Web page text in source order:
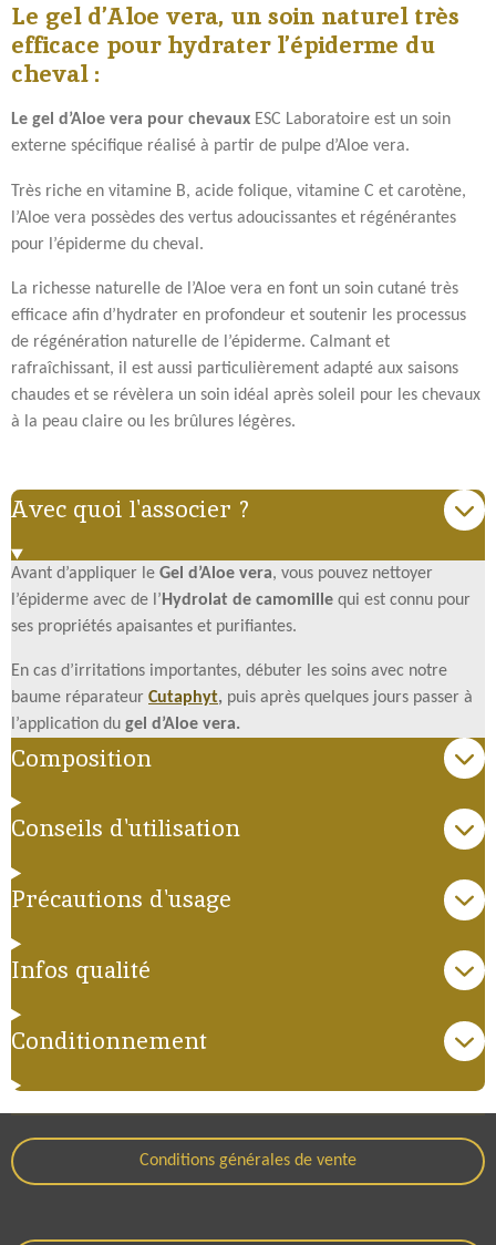
a
g
e
a
g
e
a
g
e
a
g
e
Le gel d’Aloe vera, un soin naturel très
efficace pour hydrater l’épiderme du
cheval :
Le gel d’Aloe vera pour chevaux ESC Laboratoire est un soin
externe spécifique réalisé à partir de pulpe d’Aloe vera.
Très riche en vitamine B, acide folique, vitamine C et carotène,
l’Aloe vera possèdes des vertus adoucissantes et régénérantes
pour l’épiderme du cheval.
La richesse naturelle de l’Aloe vera en font un soin cutané très
efficace afin d’hydrater en profondeur et soutenir les processus
de régénération naturelle de l’épiderme. Calmant et
rafraîchissant, il est aussi particulièrement adapté aux saisons
chaudes et se révèlera un soin idéal après soleil pour les chevaux
à la peau claire ou les brûlures légères.
Avec quoi l'associer ?
Avant d’appliquer le Gel d’Aloe vera, vous pouvez nettoyer
l’épiderme avec de l’ Hydrolat de camomille qui est connu pour
ses propriétés apaisantes et purifiantes.
En cas d’irritations importantes, débuter les soins avec notre
baume réparateur Cutaphyt, puis après quelques jours passer à
l’application du gel d’Aloe vera.
Composition
Conseils d'utilisation
Précautions d'usage
Infos qualité
Conditionnement
Conditions générales de vente